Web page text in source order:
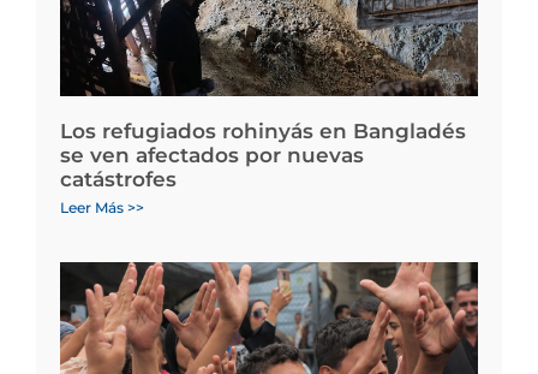
Los refugiados rohinyás en Bangladés
se ven afectados por nuevas
catástrofes
Leer Más >>